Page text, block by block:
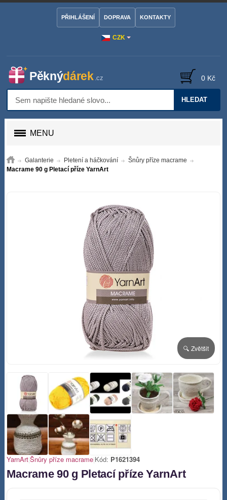
CZK
PŘIHLÁŠENÍ DOPRAVA KONTAKTY
HLEDAT
0 Kč
MENU
Galanterie Pletení a háčkování
Šnůry příze macrame
Macrame 90 g Pletací příze YarnArt
🔍 Zvětšit
YarnArt|Šnůry příze macrame|Kód: P1621394
Macrame 90 g Pletací příze YarnArt